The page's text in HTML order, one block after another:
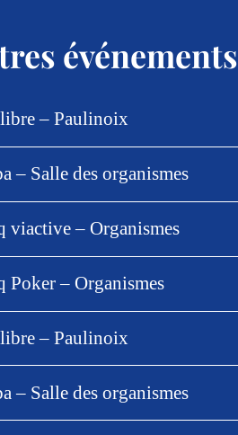
événements
– Paulinoix
– Salle des organismes
viactive – Organismes
Poker – Organismes
– Paulinoix
– Salle des organismes